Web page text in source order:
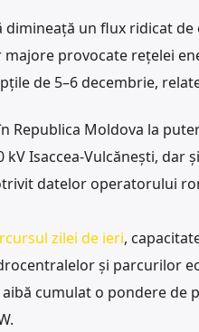
dimineață un flux ridicat
provocate rețelei
de 5–6 decembrie,
Republica Moldova la
kV Isaccea-Vulcănești, dar
datelor operatorului
zilei de ieri,
și parcurilor
cumulat o pondere